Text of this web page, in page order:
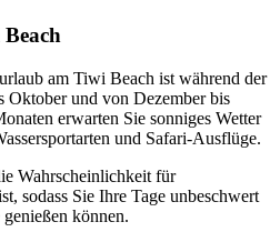
am Tiwi Beach ist während der
Oktober und von Dezember bis
erwarten Sie sonniges Wetter
und Safari-Ausflüge.
Wahrscheinlichkeit für
sodass Sie Ihre Tage unbeschwert
können.